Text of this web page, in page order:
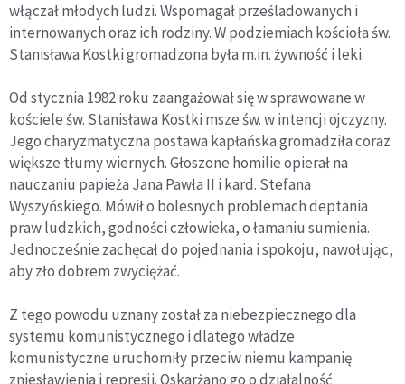
włączał młodych ludzi. Wspomagał prześladowanych i
internowanych oraz ich rodziny. W podziemiach kościoła św.
Stanisława Kostki gromadzona była m.in. żywność i leki.
Od stycznia 1982 roku zaangażował się w sprawowane w
kościele św. Stanisława Kostki msze św. w intencji ojczyzny.
Jego charyzmatyczna postawa kapłańska gromadziła coraz
większe tłumy wiernych. Głoszone homilie opierał na
nauczaniu papieża Jana Pawła II i kard. Stefana
Wyszyńskiego. Mówił o bolesnych problemach deptania
praw ludzkich, godności człowieka, o łamaniu sumienia.
Jednocześnie zachęcał do pojednania i spokoju, nawołując,
aby zło dobrem zwyciężać.
Z tego powodu uznany został za niebezpiecznego dla
systemu komunistycznego i dlatego władze
komunistyczne uruchomiły przeciw niemu kampanię
zniesławienia i represji. Oskarżano go o działalność